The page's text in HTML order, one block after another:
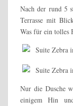
Nach der rund 5
Terrasse mit
Was für ein tolles
Nur die Dusche
einigem Hin